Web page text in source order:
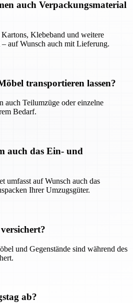
auch Verpackungsmaterial
Klebeband und weitere
auf Wunsch auch mit Lieferung.
transportieren lassen?
auch Teilumzüge oder einzelne
Bedarf.
auch das Ein- und
umfasst auf Wunsch auch das
Ihrer Umzugsgüter.
und Gegenstände sind während des
ab?